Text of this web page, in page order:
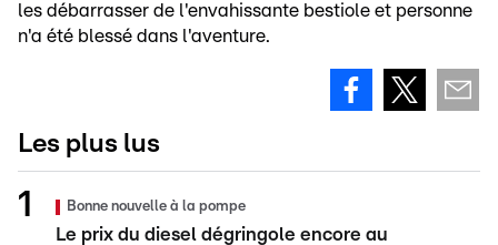
les débarrasser de l'envahissante bestiole et personne
n'a été blessé dans l'aventure.
Les plus lus
Bonne nouvelle à la pompe
Le prix du diesel dégringole encore au